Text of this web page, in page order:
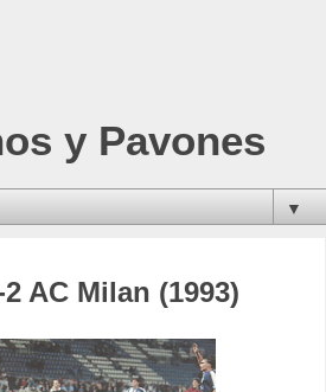
y Pavones
▼
AC Milan (1993)